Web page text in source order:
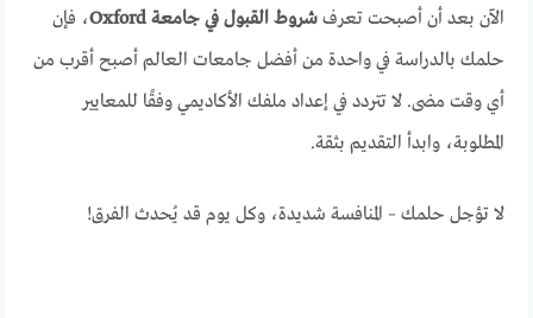
الآن بعد أن أصبحت تعرفشروط القبول في جامعة Oxford
، فإن
حلمك بالدراسة في واحدة من أفضل جامعات العالم أصبح أقرب من
أي وقت مضى. لا تتردد في إعداد ملفك الأكاديمي وفقًا للمعايير
المطلوبة، وابدأ التقديم بثقة.
لا تؤجل حلمك – المنافسة شديدة، وكل يوم قد يُحدث الفرق!